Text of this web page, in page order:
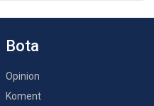
Bota
Opinion
Koment